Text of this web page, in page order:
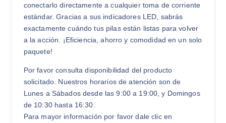
conectarlo directamente a cualquier toma de corriente
estándar. Gracias a sus indicadores LED, sabrás
exactamente cuándo tus pilas están listas para volver
a la acción. ¡Eficiencia, ahorro y comodidad en un solo
paquete!
Por favor consulta disponibilidad del producto
solicitado. Nuestros horarios de atención son de
Lunes a Sábados desde las 9:00 a 19:00, y Domingos
de 10:30 hasta 16:30.
Para mayor información por favor dale clic en